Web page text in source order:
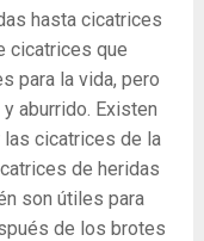
hasta cicatrices
cicatrices que
para la vida, pero
aburrido. Existen
las cicatrices de la
de heridas
son útiles para
de los brotes